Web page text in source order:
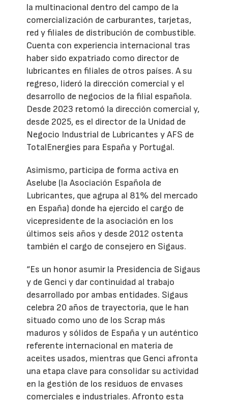
la multinacional dentro del campo de la
comercialización de carburantes, tarjetas,
red y filiales de distribución de combustible.
Cuenta con experiencia internacional tras
haber sido expatriado como director de
lubricantes en filiales de otros países. A su
regreso, lideró la dirección comercial y el
desarrollo de negocios de la filial española.
Desde 2023 retomó la dirección comercial y,
desde 2025, es el director de la Unidad de
Negocio Industrial de Lubricantes y AFS de
TotalEnergies para España y Portugal.
Asimismo, participa de forma activa en
Aselube (la Asociación Española de
Lubricantes, que agrupa al 81% del mercado
en España) donde ha ejercido el cargo de
vicepresidente de la asociación en los
últimos seis años y desde 2012 ostenta
también el cargo de consejero en Sigaus.
“Es un honor asumir la Presidencia de Sigaus
y de Genci y dar continuidad al trabajo
desarrollado por ambas entidades. Sigaus
celebra 20 años de trayectoria, que le han
situado como uno de los Scrap más
maduros y sólidos de España y un auténtico
referente internacional en materia de
aceites usados, mientras que Genci afronta
una etapa clave para consolidar su actividad
en la gestión de los residuos de envases
comerciales e industriales. Afronto esta